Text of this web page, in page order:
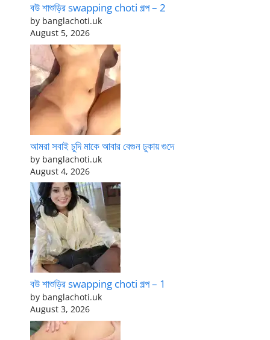
বউ শাশুড়ির swapping choti গল্প – 2
by banglachoti.uk
August 5, 2026
আমরা সবাই চুদি মাকে আবার বেগুন ঢুকায় গুদে
by banglachoti.uk
August 4, 2026
বউ শাশুড়ির swapping choti গল্প – 1
by banglachoti.uk
August 3, 2026